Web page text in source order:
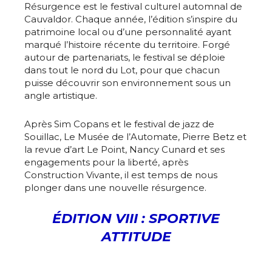
Résurgence est le festival culturel automnal de
Cauvaldor. Chaque année, l’édition s’inspire du
patrimoine local ou d’une personnalité ayant
marqué l’histoire récente du territoire. Forgé
autour de partenariats, le festival se déploie
dans tout le nord du Lot, pour que chacun
puisse découvrir son environnement sous un
angle artistique.
Après Sim Copans et le festival de jazz de
Souillac, Le Musée de l’Automate, Pierre Betz et
la revue d’art Le Point, Nancy Cunard et ses
engagements pour la liberté, après
Construction Vivante, il est temps de nous
plonger dans une nouvelle résurgence.
ÉDITION VIII : SPORTIVE
ATTITUDE